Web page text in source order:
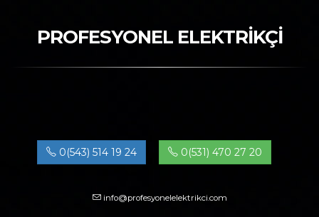
PROFESYONEL ELEKTRİKÇİ
0(543) 514 19 24 0(531) 470 27 20
info@profesyonelelektrikci.com